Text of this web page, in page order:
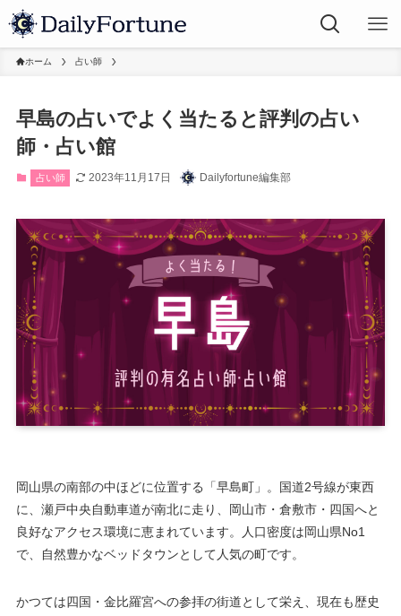
ホーム 占い師
早島の占いでよく当たると評判の占い
師・占い館
占い師 2023年11月17日 Dailyfortune編集部
岡山県の南部の中ほどに位置する「早島町」。国道2号線が東西
に、瀬戸中央自動車道が南北に走り、岡山市・倉敷市・四国へと
良好なアクセス環境に恵まれています。人口密度は岡山県No1
で、自然豊かなベッドタウンとして人気の町です。
かつては四国・金比羅宮への参拝の街道として栄え、現在も歴史